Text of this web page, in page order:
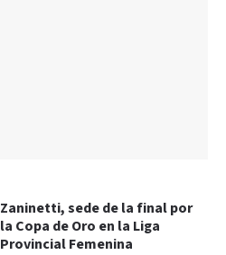
Zaninetti, sede de la final por
la Copa de Oro en la Liga
Provincial Femenina